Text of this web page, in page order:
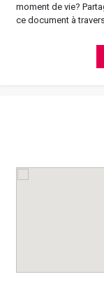
moment de vie?
ce document à